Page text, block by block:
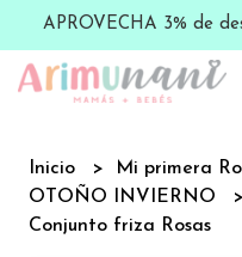
APROVECHA 3% de
Inicio
Mi primera
OTOÑO INVIERNO
Conjunto friza Rosas